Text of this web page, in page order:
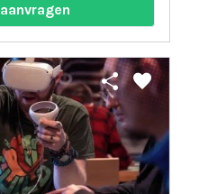
share favorite